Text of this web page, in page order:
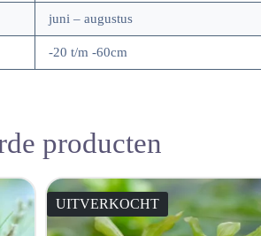
juni – augustus
-20 t/m -60cm
producten
UITVERKOCHT